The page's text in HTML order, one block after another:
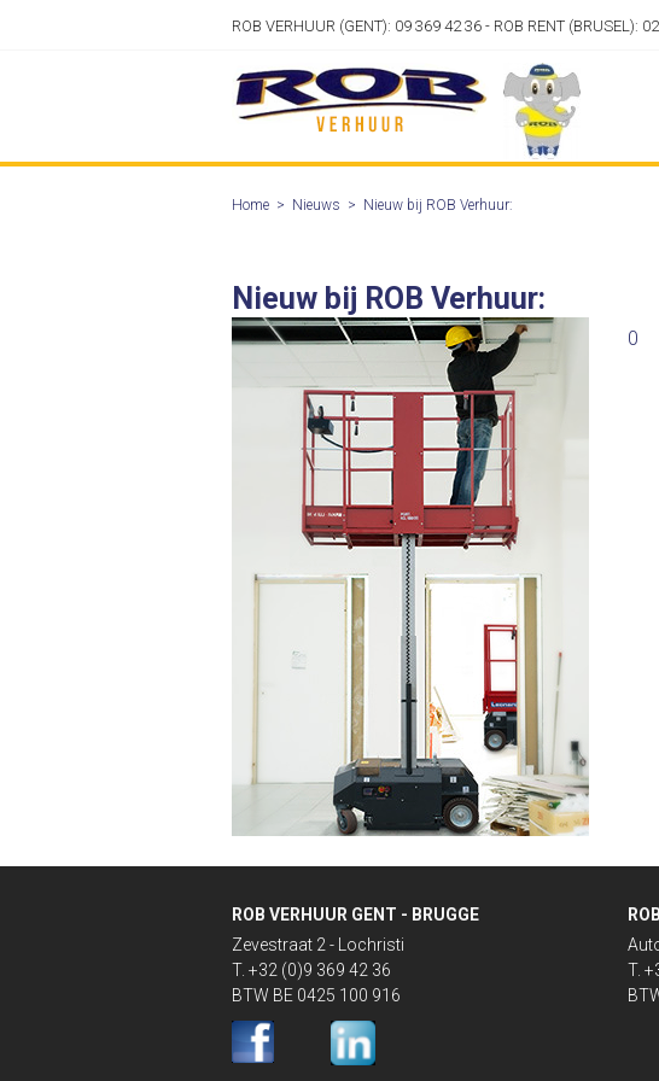
ROB VERHUUR (GENT): 09 369 42 36 - ROB RENT (BRUSEL):
Home > Nieuws > Nieuw bij ROB Verhuur:
Nieuw bij ROB Verhuur:
0
ROB VERHUUR GENT - BRUGGE
Zevestraat 2 - Lochristi
T. +32 (0)9 369 42 36
BTW BE 0425 100 916
T.